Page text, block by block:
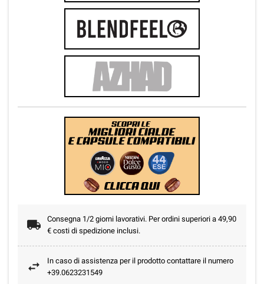
Consegna 1/2 giorni lavorativi. Per ordini superiori a 49,90
€ costi di spedizione inclusi.
In caso di assistenza per il prodotto contattare il numero
+39.0623231549